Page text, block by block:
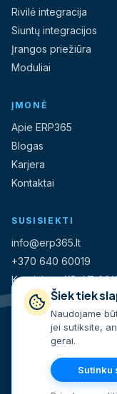
Rivilė integracija
Siuntų integracijos
Įrangos priežiūra
Moduliai
ĮMONĖ
Apie ERP365
Blogas
Karjera
Kontaktai
SUSISIEKTI
info@erp365.lt
+370 640 60019
Kareivių g. 11B, LT-
UAB „Instantė“
Įmonės kodas
Šiek tiek
Naudojame
jei sutiksite,
gerai.
Sutinku